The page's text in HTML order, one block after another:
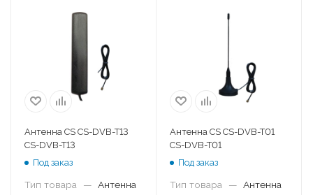
Антенна CS CS-DVB-T13
CS-DVB-T13
Под заказ
Тип товара — Антенна
Антенна CS CS-DVB-T01
CS-DVB-T01
Под заказ
Тип товара — Антенна